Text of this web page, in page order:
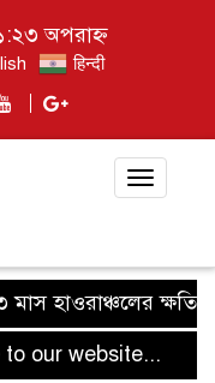
অপরাহ্ন
हिन्दी
Toggle
হাওরাঞ্চলের ক্ষতিগ্রস্ত
website...